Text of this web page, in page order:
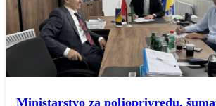
Ministarstvo za poljoprivredu,